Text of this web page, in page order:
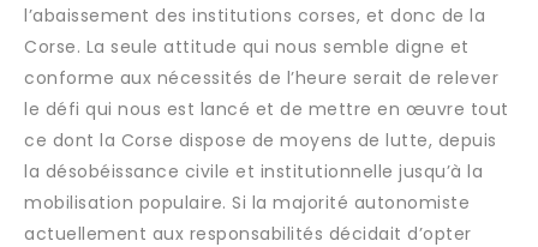
l’abaissement des institutions corses, et donc de la
Corse. La seule attitude qui nous semble digne et
conforme aux nécessités de l’heure serait de relever
le défi qui nous est lancé et de mettre en œuvre tout
ce dont la Corse dispose de moyens de lutte, depuis
la désobéissance civile et institutionnelle jusqu’à la
mobilisation populaire. Si la majorité autonomiste
actuellement aux responsabilités décidait d’opter